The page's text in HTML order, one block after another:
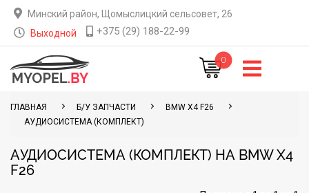
Минский район, Щомыслицкий сельсовет, 26
Выходной
+375 (29) 188-22-99
0
ГЛАВНАЯ Б/У ЗАПЧАСТИ
BMW X4 F26
АУДИОСИСТЕМА (КОМПЛЕКТ)
АУДИОСИСТЕМА (КОМПЛЕКТ) НА BMW X4
F26